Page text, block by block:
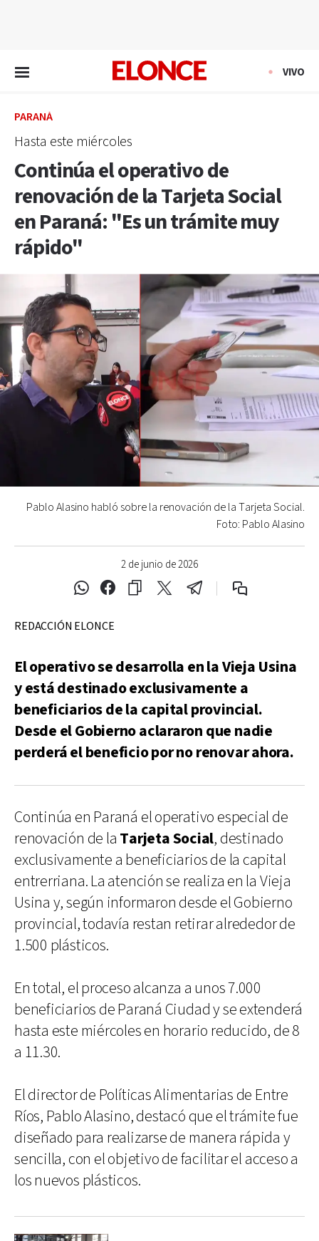
VIVO
PARANÁ
Hasta este miércoles
Continúa el operativo de
renovación de la Tarjeta Social
en Paraná: "Es un trámite muy
rápido"
2 de junio de 2026
Pablo Alasino habló sobre la renovación de la Tarjeta Social.
Foto: Pablo Alasino
REDACCIÓN ELONCE
El operativo se desarrolla en la Vieja Usina
y está destinado exclusivamente a
beneficiarios de la capital provincial.
Desde el Gobierno aclararon que nadie
perderá el beneficio por no renovar ahora.
Continúa en Paraná el operativo especial de
renovación de la Tarjeta Social, destinado
exclusivamente a beneficiarios de la capital
entrerriana. La atención se realiza en la Vieja
Usina y, según informaron desde el Gobierno
provincial, todavía restan retirar alrededor de
1.500 plásticos.
En total, el proceso alcanza a unos 7.000
beneficiarios de Paraná Ciudad y se extenderá
hasta este miércoles en horario reducido, de 8
a 11.30.
El director de Políticas Alimentarias de Entre
Ríos, Pablo Alasino, destacó que el trámite fue
diseñado para realizarse de manera rápida y
sencilla, con el objetivo de facilitar el acceso a
los nuevos plásticos.